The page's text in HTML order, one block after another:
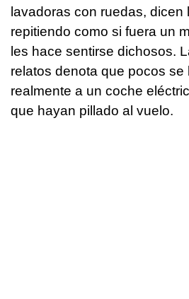
lavadoras con ruedas, dicen
repitiendo como si fuera un
les hace sentirse dichosos.
relatos denota que pocos se
realmente a un coche
que hayan pillado al vuelo.